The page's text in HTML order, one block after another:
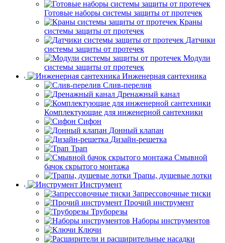
Готовые наборы системы защиты от протечек
Краны
системы защиты от протечек
Датчики
системы защиты от протечек
Модули
системы защиты от протечек
Инженерная сантехника
Слив-перелив
Дренажный канал
Комплектующие для инженерной сантехники
Сифон
Донный клапан
Дизайн-решетка
Трап
Смывной
бачок скрытого монтажа
Трапы, душевые лотки
Инструмент
Запрессовочные тиски
Прочий инструмент
Труборезы
Наборы инструментов
Ключи